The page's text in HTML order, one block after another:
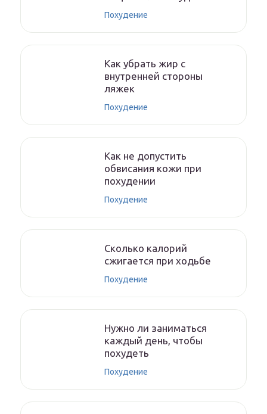
Похудение
Как убрать жир с
внутренней стороны
ляжек
Похудение
Как не допустить
обвисания кожи при
похудении
Похудение
Сколько калорий
сжигается при ходьбе
Похудение
Нужно ли заниматься
каждый день, чтобы
похудеть
Похудение